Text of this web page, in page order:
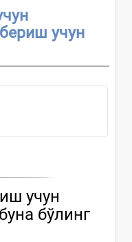
учун
учун
бўлинг